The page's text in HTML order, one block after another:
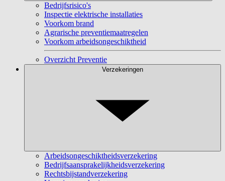
Bedrijfsrisico's
Inspectie elektrische installaties
Voorkom brand
Agrarische preventiemaatregelen
Voorkom arbeidsongeschiktheid
Overzicht Preventie
Verzekeringen
Arbeidsongeschiktheidsverzekering
Bedrijfsaansprakelijkheidsverzekering
Rechtsbijstandverzekering